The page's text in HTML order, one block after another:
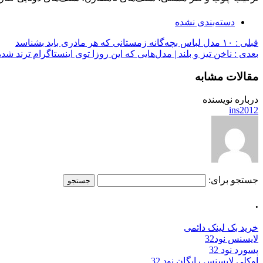
دسته‌بندی نشده
قبلی :
بعدی : ناخن تیز و بلند | مدل‌هایی که این روزا توی اینستاگرام ترند
مقالات مشابه
درباره نویسنده
ins2012
جستجو برای:
.
خرید بک لینک دائمی
لایسنس نود32
پسورد نود 32
اوکلی لایسنس رایگان نود 32